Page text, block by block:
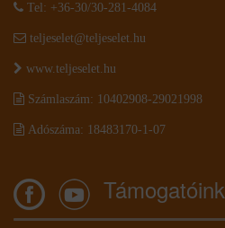
Tel: +36-30/30-281-4084
teljeselet@teljeselet.hu
www.teljeselet.hu
Számlaszám: 10402908-29021998
Adószáma: 18483170-1-07
Támogatóink